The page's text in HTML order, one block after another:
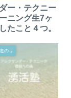
ー・テクニー
ニング生7ヶ
たこと４つ。
のり